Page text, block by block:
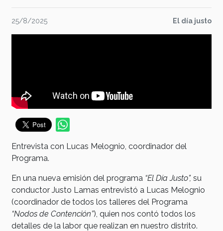
25/8/2025 El día justo
Entrevista con Lucas Melognio, coordinador del
Programa.
En una nueva emisión del programa “El Día Justo”, su
conductor Justo Lamas entrevistó a Lucas Melognio
(coordinador de todos los talleres del Programa
“Nodos de Contención”), quien nos contó todos los
detalles de la labor que realizan en nuestro distrito.